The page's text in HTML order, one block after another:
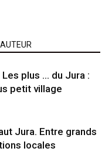
plus … du Jura :
petit village
Jura. Entre grands
locales